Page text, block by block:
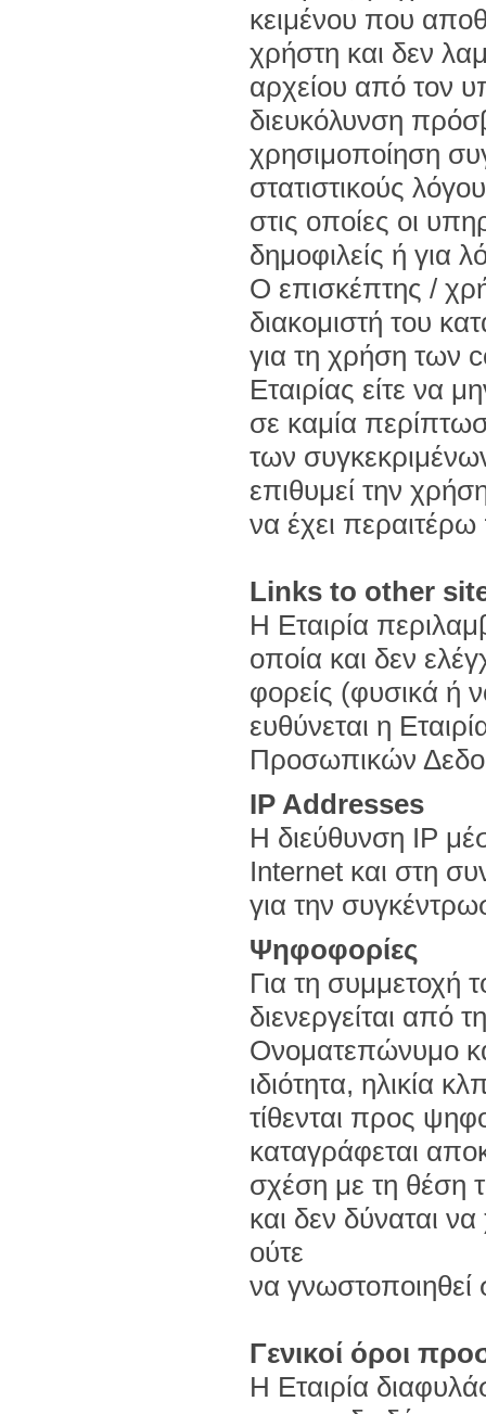
κειμένου που
χρήστη και δεν
αρχείου από τον
διευκόλυνση
χρησιμοποίηση
στατιστικούς
στις οποίες οι
δημοφιλείς ή για
Ο επισκέπτης /
διακομιστή του
για τη χρήση των
Εταιρίας είτε να
σε καμία
των
επιθυμεί την
να έχει
Links to other
Η Εταιρία
οποία και δεν
φορείς (φυσικά ή
ευθύνεται η
Προσωπικών
IP Addresses
H διεύθυνση IP
Internet και στη
για την
Ψηφοφορίες
Για τη συμμετοχή
διενεργείται από
Ονοματεπώνυμο
ιδιότητα, ηλικία
τίθενται προς
καταγράφεται
σχέση με τη θέση
και δεν δύναται
ούτε
να γνωστοποιηθεί
Γενικοί όροι
Η Εταιρία